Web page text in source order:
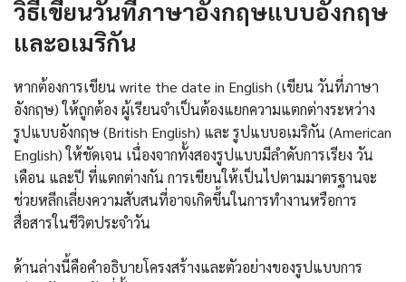
วิธีเขียนวันที่ภาษาอังกฤษแบบอังกฤษ
และอเมริกัน
หากต้องการเขียน write the date in English (เขียน วันที่ภาษา
อังกฤษ) ให้ถูกต้อง ผู้เรียนจำเป็นต้องแยกความแตกต่างระหว่าง
รูปแบบอังกฤษ (British English) และ รูปแบบอเมริกัน (American
English) ให้ชัดเจน เนื่องจากทั้งสองรูปแบบมีลำดับการเรียง วัน
เดือน และปี ที่แตกต่างกัน การเขียนให้เป็นไปตามมาตรฐานจะ
ช่วยหลีกเลี่ยงความสับสนที่อาจเกิดขึ้นในการทำงานหรือการ
สื่อสารในชีวิตประจำวัน
ด้านล่างนี้คือคำอธิบายโครงสร้างและตัวอย่างของรูปแบบการ